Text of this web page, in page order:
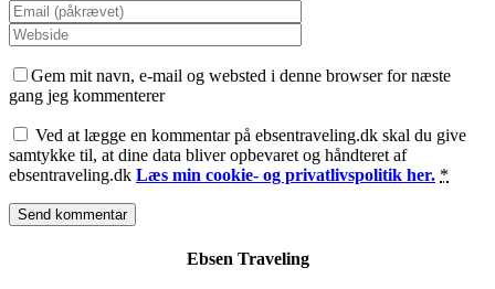
Gem mit navn, e-mail og websted i denne browser for næste
gang jeg kommenterer
Ved at lægge en kommentar på ebsentraveling.dk skal du give
samtykke til, at dine data bliver opbevaret og håndteret af
ebsentraveling.dk Læs min cookie- og privatlivspolitik her. *
Ebsen Traveling